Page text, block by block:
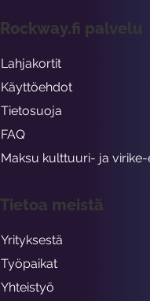
Rockway.fi palvelu
Lahjakortit
Käyttöehdot
Tietosuoja
FAQ
Maksu kulttuuri- ja
Tietoa meistä
Yrityksestä
Työpaikat
Yhteistyö